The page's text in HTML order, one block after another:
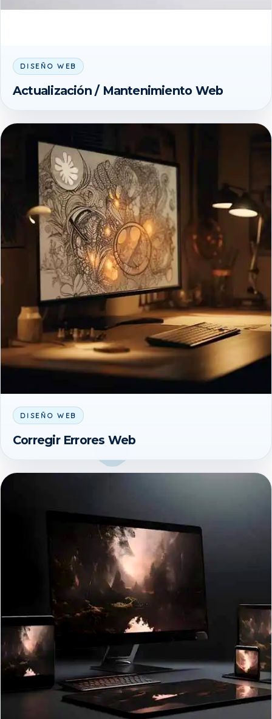
DISEÑO WEB
Actualización / Mantenimiento Web
DISEÑO WEB
Corregir Errores Web